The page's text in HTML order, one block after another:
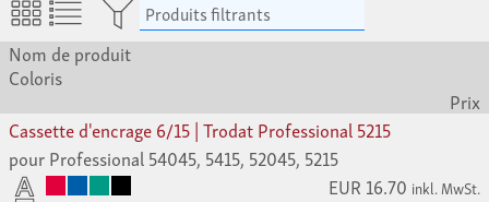
Produits filtrants
Nom de produit
Coloris
Prix
Cassette d'encrage 6/15 | Trodat Professional 5215
pour Professional 54045, 5415, 52045, 5215
EUR 16.70 inkl. MwSt.